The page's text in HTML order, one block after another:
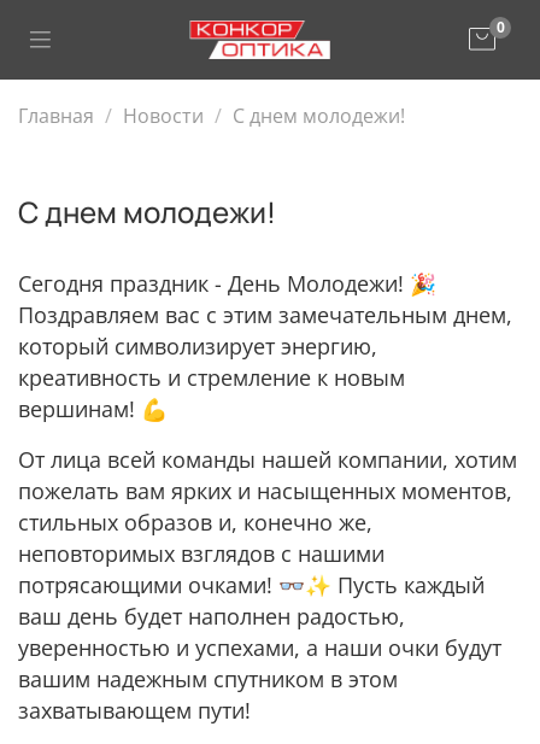
0
Главная Новости С днем молодежи!
С днем молодежи!
Сегодня праздник - День Молодежи! 🎉
Поздравляем вас с этим замечательным днем,
который символизирует энергию,
креативность и стремление к новым
вершинам! 💪
От лица всей команды нашей компании, хотим
пожелать вам ярких и насыщенных моментов,
стильных образов и, конечно же,
неповторимых взглядов с нашими
потрясающими очками! 👓✨ Пусть каждый
ваш день будет наполнен радостью,
уверенностью и успехами, а наши очки будут
вашим надежным спутником в этом
захватывающем пути!